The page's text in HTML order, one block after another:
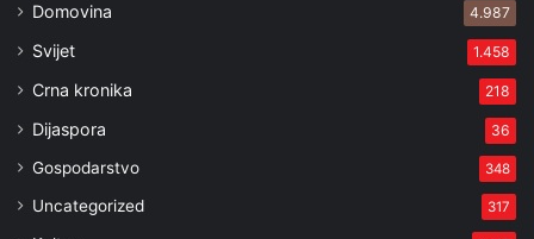
Domovina 4.987
Svijet 1.458
Crna kronika 218
Dijaspora 36
Gospodarstvo 348
Uncategorized 317